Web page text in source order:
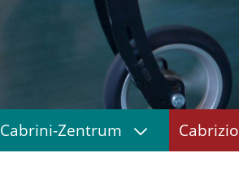
Cabrini-Zentrum Cabrizio